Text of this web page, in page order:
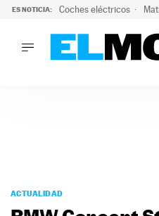
ES NOTICIA: Coches eléctricos
PODCAST
MOTOS
ACTUALIDAD